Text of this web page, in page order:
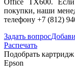
покупки, наши
телефону +7 (812)
Задать вопрос
Распечать
Подобрать картридж
Epson